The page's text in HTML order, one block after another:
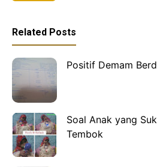
Related Posts
Positif Demam
Soal Anak yang
Tembok